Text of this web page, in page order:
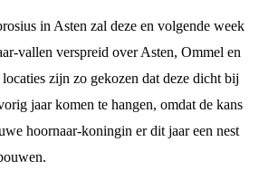
in Asten zal deze en volgende week
vallen verspreid over Asten, Ommel en
zijn zo gekozen dat deze dicht bij
jaar komen te hangen, omdat de kans
hoornaar-koningin er dit jaar een nest